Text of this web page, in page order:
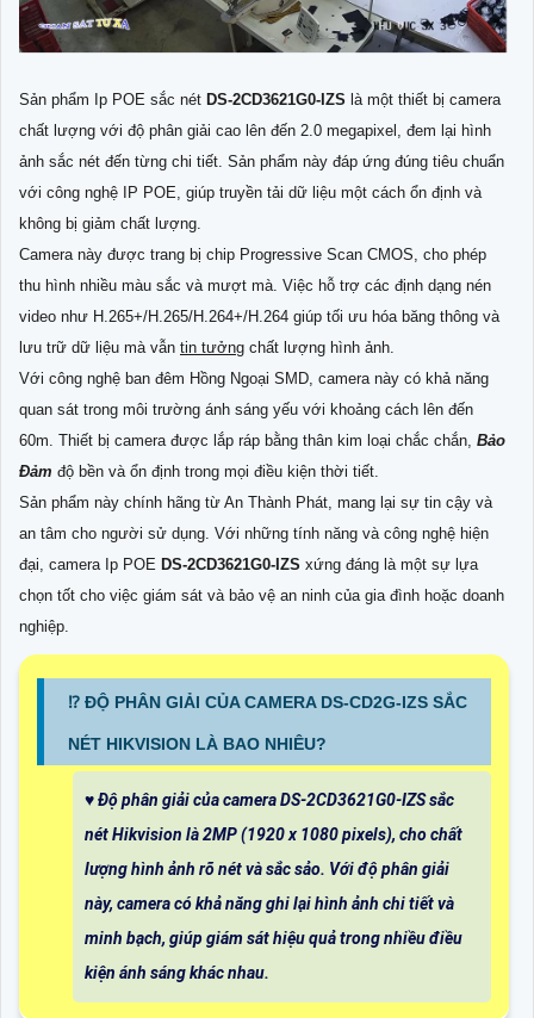
Sản phẩm Ip POE sắc nét DS-2CD3621G0-IZS là một thiết bị camera
chất lượng với độ phân giải cao lên đến 2.0 megapixel, đem lại hình
ảnh sắc nét đến từng chi tiết. Sản phẩm này đáp ứng đúng tiêu chuẩn
với công nghệ IP POE, giúp truyền tải dữ liệu một cách ổn định và
không bị giảm chất lượng.
Camera này được trang bị chip Progressive Scan CMOS, cho phép
thu hình nhiều màu sắc và mượt mà. Việc hỗ trợ các định dạng nén
video như H.265+/H.265/H.264+/H.264 giúp tối ưu hóa băng thông và
lưu trữ dữ liệu mà vẫn tin tưởng chất lượng hình ảnh.
Với công nghệ ban đêm Hồng Ngoại SMD, camera này có khả năng
quan sát trong môi trường ánh sáng yếu với khoảng cách lên đến
60m. Thiết bị camera được lắp ráp bằng thân kim loại chắc chắn, Bảo
Đảm độ bền và ổn định trong mọi điều kiện thời tiết.
Sản phẩm này chính hãng từ An Thành Phát, mang lại sự tin cậy và
an tâm cho người sử dụng. Với những tính năng và công nghệ hiện
đại, camera Ip POE DS-2CD3621G0-IZS xứng đáng là một sự lựa
chọn tốt cho việc giám sát và bảo vệ an ninh của gia đình hoặc doanh
nghiệp.
⁉️ ĐỘ PHÂN GIẢI CỦA CAMERA DS-CD2G-IZS SẮC
NÉT HIKVISION LÀ BAO NHIÊU?
♥️ Độ phân giải của camera DS-2CD3621G0-IZS sắc
nét Hikvision là 2MP (1920 x 1080 pixels), cho chất
lượng hình ảnh rõ nét và sắc sảo. Với độ phân giải
này, camera có khả năng ghi lại hình ảnh chi tiết và
minh bạch, giúp giám sát hiệu quả trong nhiều điều
kiện ánh sáng khác nhau.